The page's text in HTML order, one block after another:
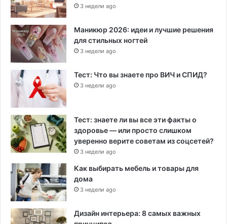
3 недели ago
Маникюр 2026: идеи и лучшие решения
для стильных ногтей
3 недели ago
Тест: Что вы знаете про ВИЧ и СПИД?
3 недели ago
Тест: знаете ли вы все эти факты о
здоровье — или просто слишком
уверенно верите советам из соцсетей?
3 недели ago
Как выбирать мебель и товары для
дома
3 недели ago
Дизайн интерьера: 8 самых важных